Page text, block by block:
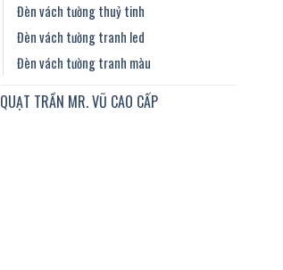
Đèn vách tường thuỷ tinh
Đèn vách tường tranh led
Đèn vách tường tranh màu
QUẠT TRẦN MR. VŨ CAO CẤP